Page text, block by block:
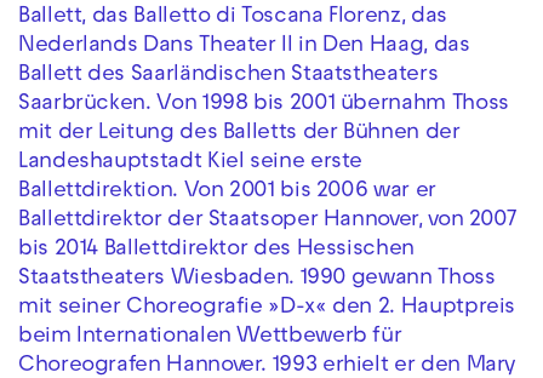
Ballett, das Balletto di Toscana Florenz, das
Nederlands Dans Theater II in Den Haag, das
Ballett des Saarländischen Staatstheaters
Saarbrücken. Von 1998 bis 2001 übernahm Thoss
mit der Leitung des Balletts der Bühnen der
Landeshauptstadt Kiel seine erste
Ballettdirektion. Von 2001 bis 2006 war er
Ballettdirektor der Staatsoper Hannover, von 2007
bis 2014 Ballettdirektor des Hessischen
Staatstheaters Wiesbaden. 1990 gewann Thoss
mit seiner Choreografie »D-x« den 2. Hauptpreis
beim Internationalen Wettbewerb für
Choreografen Hannover. 1993 erhielt er den Mary